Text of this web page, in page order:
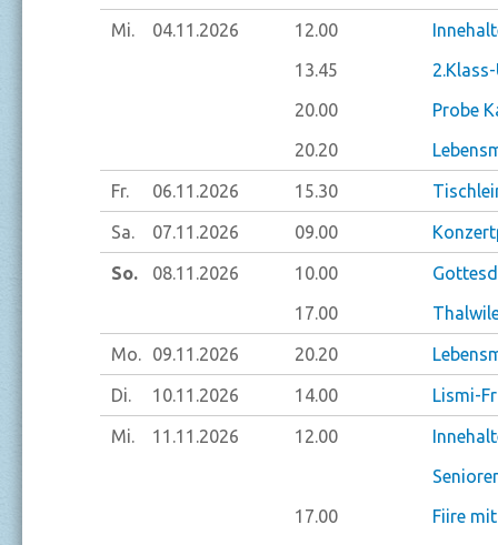
Mi. 04.11.2026 12.00
13.45
20.00
Probe
20.20
Fr. 06.11.2026 15.30
Sa. 07.11.2026 09.00
So. 08.11.2026 10.00
17.00
Mo. 09.11.2026 20.20
Di. 10.11.2026 14.00 Lismi-
Mi. 11.11.2026 12.00
17.00
Fiire